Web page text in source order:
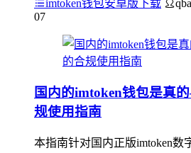
imtoken钱包安卓版下载
07
国内的imtoken钱包是真
规使用指南
本指南针对国内正版imtoken数